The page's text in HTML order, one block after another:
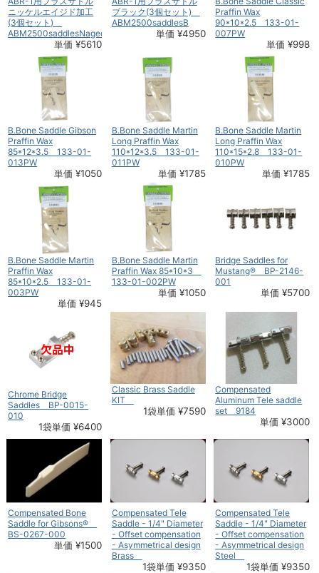
ニッケルエイジド加工
(3個セット)
ABM2500saddlesNaged
単価 ¥5610
ブラック(3個セット)
ABM2500saddlesB
単価 ¥4950
Praffin Wax
90*10*2.5 133-01-
007PW
単価 ¥998
B.Bone Saddle Gibson
Praffin Wax
85*12*3.5 133-01-
013PW
単価 ¥1050
B.Bone Saddle Martin
Long Praffin Wax
110*12*3.5 133-01-
011PW
単価 ¥1785
B.Bone Saddle Martin
Long Praffin Wax
110*15*2.8 133-01-
010PW
単価 ¥1785
B.Bone Saddle Martin
Praffin Wax
85*10*2.5 133-01-
003PW
単価 ¥945
B.Bone Saddle Martin
Praffin Wax 85*10*3
133-01-002PW
単価 ¥1050
Bridge Saddles for
Mustang® BP-2146-
001
単価 ¥5700
Chrome Bridge
Saddles BP-0015-
010
1袋単価 ¥6400
Classic Brass Saddle
KIT
1袋単価 ¥7590
Compensated
Aluminum Tele saddle
set 9184
単価 ¥3000
Compensated Bone
Saddle for Gibsons®
BS-0267-000
単価 ¥1500
Compensated Tele
Saddle - 1/4" Diameter
- Offset compensation
- Asymmetrical design
Brass
1袋単価 ¥9350
Compensated Tele
Saddle - 1/4" Diameter
- Offset compensation
- Asymmetrical design
Steel
1袋単価 ¥9350